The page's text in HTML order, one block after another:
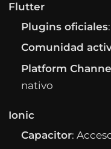
Flutter
Plugins oficiales
Comunidad
Platform
nativo
Ionic
Capacitor: